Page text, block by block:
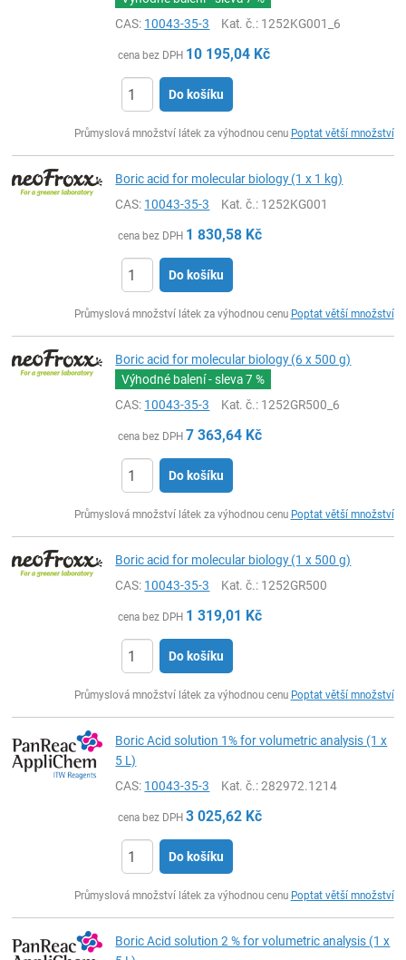
CAS: 10043-35-3 Kat. č.: 1252KG001_6
cena bez DPH 10 195,04 Kč
Do košíku
Průmyslová množství látek za výhodnou cenu Poptat větší množství
Boric acid for molecular biology (1 x 1 kg)
CAS: 10043-35-3 Kat. č.: 1252KG001
cena bez DPH 1 830,58 Kč
Do košíku
Průmyslová množství látek za výhodnou cenu Poptat větší množství
Boric acid for molecular biology (6 x 500 g)
Výhodné balení - sleva7 %
CAS: 10043-35-3 Kat. č.: 1252GR500_6
cena bez DPH 7 363,64 Kč
Do košíku
Průmyslová množství látek za výhodnou cenu Poptat větší množství
Boric acid for molecular biology (1 x 500 g)
CAS: 10043-35-3 Kat. č.: 1252GR500
cena bez DPH 1 319,01 Kč
Do košíku
Průmyslová množství látek za výhodnou cenu Poptat větší množství
Boric Acid solution 1% for volumetric analysis (1 x
5 L)
CAS: 10043-35-3 Kat. č.: 282972.1214
cena bez DPH 3 025,62 Kč
Do košíku
Průmyslová množství látek za výhodnou cenu Poptat větší množství
Boric Acid solution 2 % for volumetric analysis (1 x